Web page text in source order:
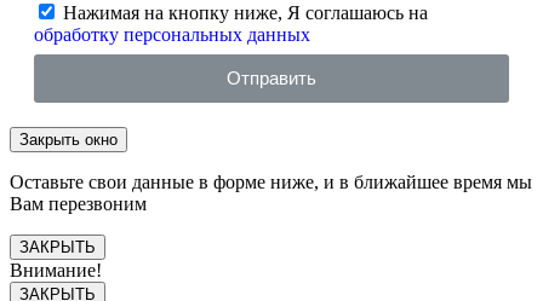
Нажимая на кнопку ниже, Я соглашаюсь на
обработку персональных данных
Отправить
Закрыть окно
Оставьте свои данные в форме ниже, и в ближайшее время мы
Вам перезвоним
ЗАКРЫТЬ
Внимание!
ЗАКРЫТЬ